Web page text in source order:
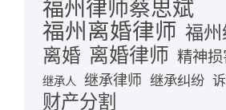
福州律师蔡思斌
福州离婚律师 福
离婚 离婚律师 精神
继承人 继承律师 继承纠纷
财产分割